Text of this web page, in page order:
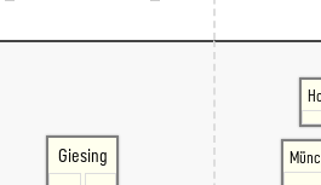
Giesing